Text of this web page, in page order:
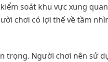
soát khu vực xung
chơi có lợi thế về tầm
trọng. Người chơi nên sử